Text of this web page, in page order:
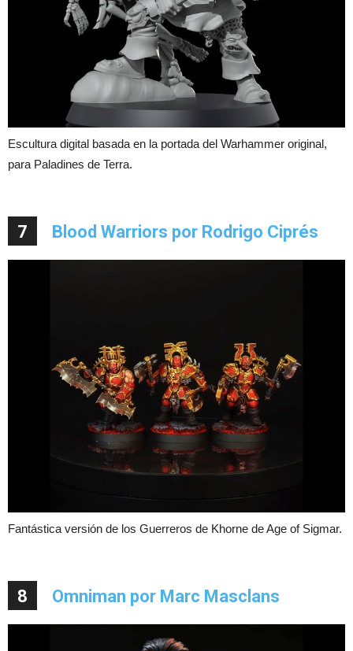
Escultura digital basada en la portada del Warhammer original,
para Paladines de Terra.
7 Blood Warriors por Rodrigo Ciprés
Fantástica versión de los Guerreros de Khorne de Age of Sigmar.
8 Omniman por Marc Masclans